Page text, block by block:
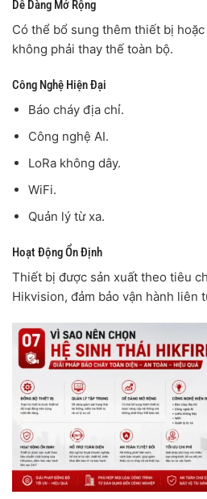
Dễ Dàng Mở Rộng
Có thể bổ sung thêm thiết bị
không phải thay thế toàn bộ.
Công Nghệ Hiện Đại
Báo cháy địa chỉ.
Công nghệ AI.
LoRa không dây.
WiFi.
Quản lý từ xa.
Hoạt Động Ổn Định
Thiết bị được sản xuất theo tiêu
Hikvision, đảm bảo vận hành liên